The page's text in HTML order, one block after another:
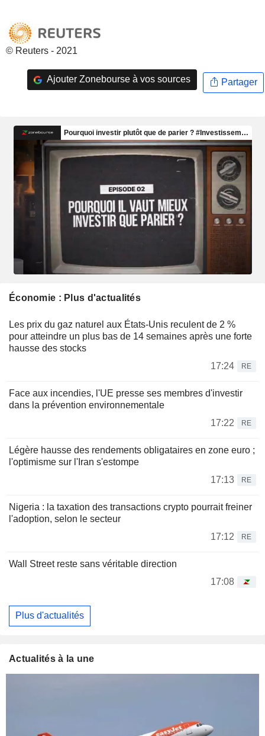
© Reuters - 2021
Ajouter Zonebourse à vos sources Partager
Économie : Plus d'actualités
Les prix du gaz naturel aux États-Unis reculent de 2 %
pour atteindre un plus bas de 14 semaines après une forte
hausse des stocks
17:24
RE
Face aux incendies, l'UE presse ses membres d'investir
dans la prévention environnementale
17:22
RE
Légère hausse des rendements obligataires en zone euro ;
l'optimisme sur l'Iran s'estompe
17:13
RE
Nigeria : la taxation des transactions crypto pourrait freiner
l'adoption, selon le secteur
17:12
RE
Wall Street reste sans véritable direction
17:08
Plus d'actualités
Actualités à la une